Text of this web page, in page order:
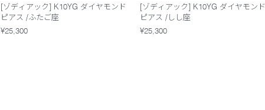
[ゾディアック] K10YG ダイヤモンド
ピアス /ふたご座
¥25,300
[ゾディアック] K10YG ダイヤモンド
ピアス /しし座
¥25,300